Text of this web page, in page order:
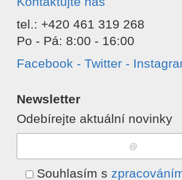
tel.: +420 461 319 268
Po - Pá: 8:00 - 16:00
Facebook - Twitter -
Newsletter
Odebírejte aktuální novinky
Souhlasím s